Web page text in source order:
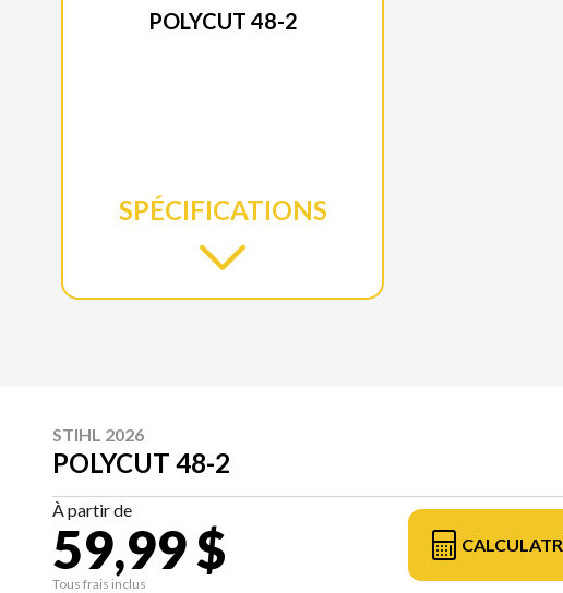
POLYCUT 48-2
SPÉCIFICATIONS
STIHL 2026
POLYCUT 48-2
À partir de
59,99 $
Tous frais inclus